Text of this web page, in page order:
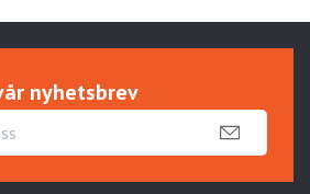
nyhetsbrev